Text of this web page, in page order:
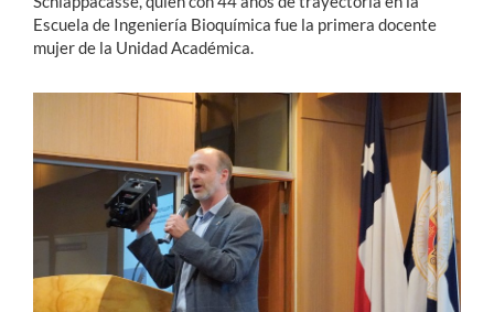
Escuela de Ingeniería Bioquímica fue la primera docente
mujer de la Unidad Académica.